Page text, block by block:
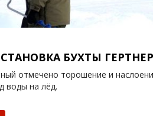
БУХТЫ
отмечено торошение и
воды на лёд.